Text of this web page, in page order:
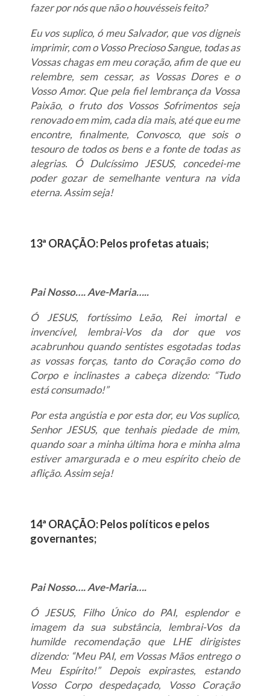
fazer por nós que não o houvésseis feito?
Eu vos suplico, ó meu Salvador, que vos digneis
imprimir, com o Vosso Precioso Sangue, todas as
Vossas chagas em meu coração, afim de que eu
relembre, sem cessar, as Vossas Dores e o
Vosso Amor. Que pela fiel lembrança da Vossa
Paixão, o fruto dos Vossos Sofrimentos seja
renovado em mim, cada dia mais, até que eu me
encontre, finalmente, Convosco, que sois o
tesouro de todos os bens e a fonte de todas as
alegrias. Ó Dulcíssimo JESUS, concedei-me
poder gozar de semelhante ventura na vida
eterna. Assim seja!
13ª ORAÇÃO: Pelos profetas atuais;
Pai Nosso…. Ave-Maria…..
Ó JESUS, fortíssimo Leão, Rei imortal e
invencível, lembrai-Vos da dor que vos
acabrunhou quando sentistes esgotadas todas
as vossas forças, tanto do Coração como do
Corpo e inclinastes a cabeça dizendo: “Tudo
está consumado!”
Por esta angústia e por esta dor, eu Vos suplico,
Senhor JESUS, que tenhais piedade de mim,
quando soar a minha última hora e minha alma
estiver amargurada e o meu espírito cheio de
aflição. Assim seja!
14ª ORAÇÃO: Pelos políticos e pelos
governantes;
Pai Nosso…. Ave-Maria….
Ó JESUS, Filho Único do PAI, esplendor e
imagem da sua substância, lembrai-Vos da
humilde recomendação que LHE dirigistes
dizendo: “Meu PAI, em Vossas Mãos entrego o
Meu Espírito!” Depois expirastes, estando
Vosso Corpo despedaçado, Vosso Coração